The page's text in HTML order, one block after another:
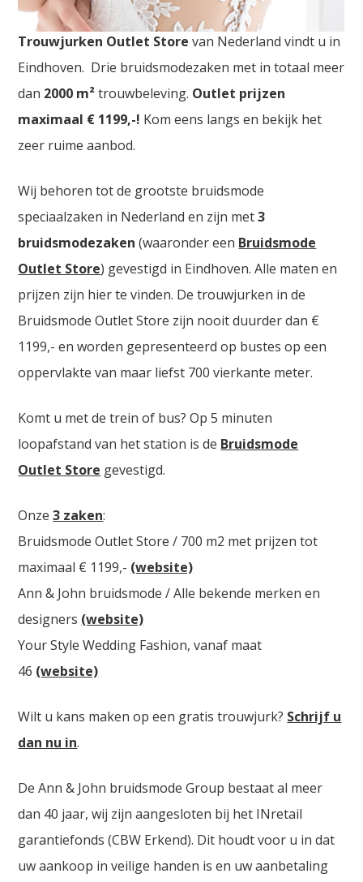
Trouwjurken Noord Brabant. De
grootste
Trouwjurken Outlet Store van Nederland vindt u in
Eindhoven. Drie bruidsmodezaken met in totaal meer
dan 2000 m²trouwbeleving. Outlet prijzen
maximaal € 1199,-! Kom eens langs en bekijk het
zeer ruime aanbod.
Wij behoren tot de grootste bruidsmode
speciaalzaken in Nederland en zijn met3
bruidsmodezaken (waaronder een Bruidsmode
Outlet Store) gevestigd in Eindhoven. Alle maten en
prijzen zijn hier te vinden. De trouwjurken in de
Bruidsmode Outlet Store zijn nooit duurder dan €
1199,- en worden gepresenteerd op bustes op een
oppervlakte van maar liefst 700 vierkante meter.
Komt u met de trein of bus? Op 5 minuten
loopafstand van het station is de Bruidsmode
Outlet Store gevestigd.
Onze3 zaken:
Bruidsmode Outlet Store / 700 m2 met prijzen tot
maximaal € 1199,- (website)
Ann & John bruidsmode / Alle bekende merken en
designers (website)
Your Style Wedding Fashion, vanaf maat
46 (website)
Wilt u kans maken op een gratis trouwjurk? Schrijf u
dan nu in.
De Ann & John bruidsmode Group bestaat al meer
dan 40 jaar, wij zijn aangesloten bij het INretail
garantiefonds (CBW Erkend). Dit houdt voor u in dat
uw aankoop in veilige handen is en uw aanbetaling